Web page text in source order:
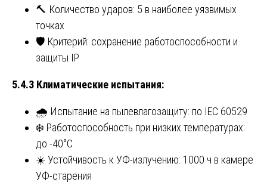
🔨 Количество ударов: 5 в наиболее уязвимых
точках
🛡️ Критерий: сохранение работоспособности и
защиты IP
5.4.3 Климатические испытания:
🌧️ Испытание на пылевлагозащиту: по IEC 60529
❄️ Работоспособность при низких температурах:
до -40°C
☀️ Устойчивость к УФ-излучению: 1000 ч в камере
УФ-старения